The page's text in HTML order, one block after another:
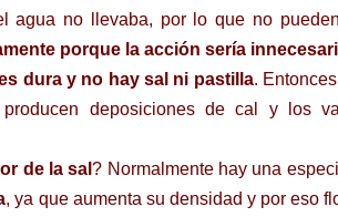
agua no llevaba, por lo que no
porque la acción sería
dura y no hay sal ni pastilla.
deposiciones de cal y los
de la sal? Normalmente hay una
, ya que aumenta su densidad y por eso